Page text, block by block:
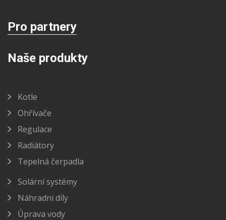
Pro partnery
Naše produkty
Kotle
Ohřívače
Regulace
Radiátory
Tepelná čerpadla
Solární systémy
Náhradní díly
Úprava vody